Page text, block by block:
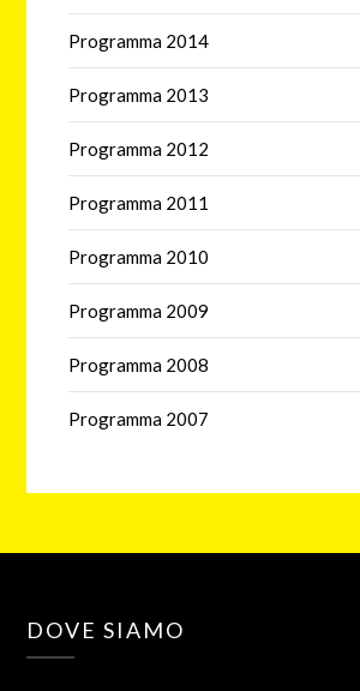
Programma 2014
Programma 2013
Programma 2012
Programma 2011
Programma 2010
Programma 2009
Programma 2008
Programma 2007
DOVE SIAMO